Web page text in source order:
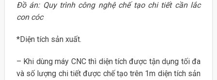
Đồ án: Quy trình công nghệ chế tạo chi tiết cần lắc
con cóc
*Diện tích sản xuất.
– Khi dùng máy CNC thì diện tích được tận dụng tối đa
và số lượng chi tiết được chế tạo trên 1m diện tích sản